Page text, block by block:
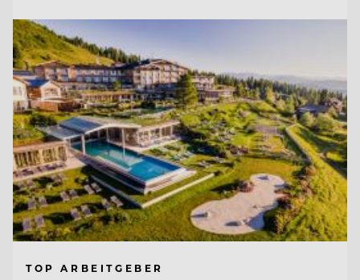
TOP ARBEITGEBER